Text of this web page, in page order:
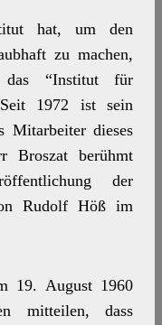
hat, um den
zu machen,
das “Institut für
1972 ist sein
dieses
Broszat berühmt
der
Rudolf Höß im
19. August 1960
mitteilen, dass